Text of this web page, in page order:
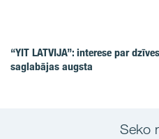
“YIT LATVIJA”: interese par
saglabājas augsta
Seko